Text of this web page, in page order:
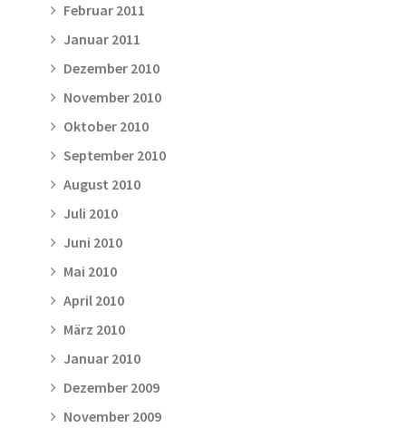
Februar 2011
Januar 2011
Dezember 2010
November 2010
Oktober 2010
September 2010
August 2010
Juli 2010
Juni 2010
Mai 2010
April 2010
März 2010
Januar 2010
Dezember 2009
November 2009